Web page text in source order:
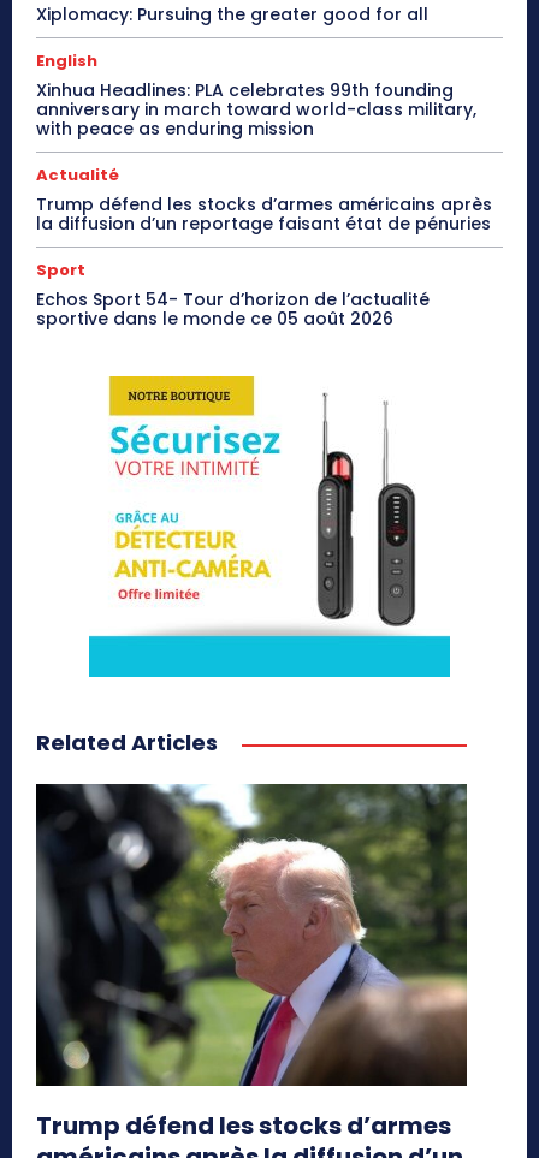
Xiplomacy: Pursuing the greater good for all
English
Xinhua Headlines: PLA celebrates 99th founding
anniversary in march toward world-class military,
with peace as enduring mission
Actualité
Trump défend les stocks d’armes américains après
la diffusion d’un reportage faisant état de pénuries
Sport
Echos Sport 54- Tour d’horizon de l’actualité
sportive dans le monde ce 05 août 2026
Related Articles
Trump défend les stocks d’armes